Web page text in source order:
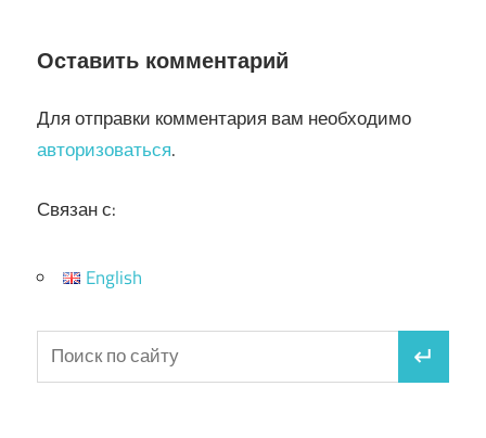
Оставить комментарий
Для отправки комментария вам необходимо
авторизоваться.
Связан с:
English